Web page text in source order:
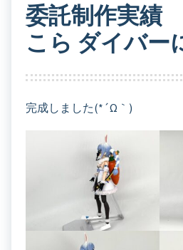
委託制作実績
こら ダイバー
完成しました(*´ω｀)